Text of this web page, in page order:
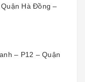
Hà Đồng –
– P12 – Quận